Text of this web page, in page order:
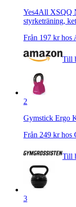
Yes4All XSQQ
styrketräning,
Från 197 kr hos
Till
2
Gymstick Ergo
Från 249 kr hos
Till
3